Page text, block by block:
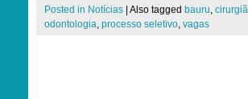
Posted in Notícias Also tagged bauru,
odontologia, processo seletivo, vagas